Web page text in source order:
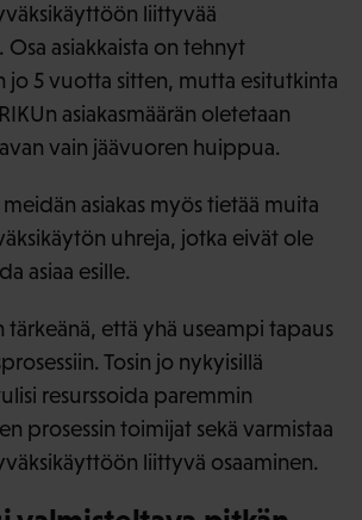
liittyvää
Osa asiakkaista on tehnyt
jo 5 vuotta sitten, mutta esitutkinta
asiakasmäärän oletetaan
vain jäävuoren huippua.
asiakas myös tietää muita
uhreja, jotka eivät ole
asiaa esille.
tärkeänä, että yhä useampi tapaus
Tosin jo nykyisillä
resurssoida paremmin
prosessin toimijat sekä varmistaa
liittyvä osaaminen.